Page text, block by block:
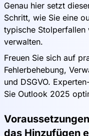
Genau hier setzt
Schritt, wie Sie eine
typische Stolperfallen
verwalten.
Freuen Sie sich auf
Fehlerbehebung,
und DSGVO.
Sie Outlook 2025
das Hinzufügen